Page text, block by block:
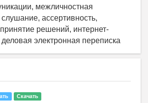
межличностная
ассертивность,
решений, интернет-
электронная переписка
Скачать